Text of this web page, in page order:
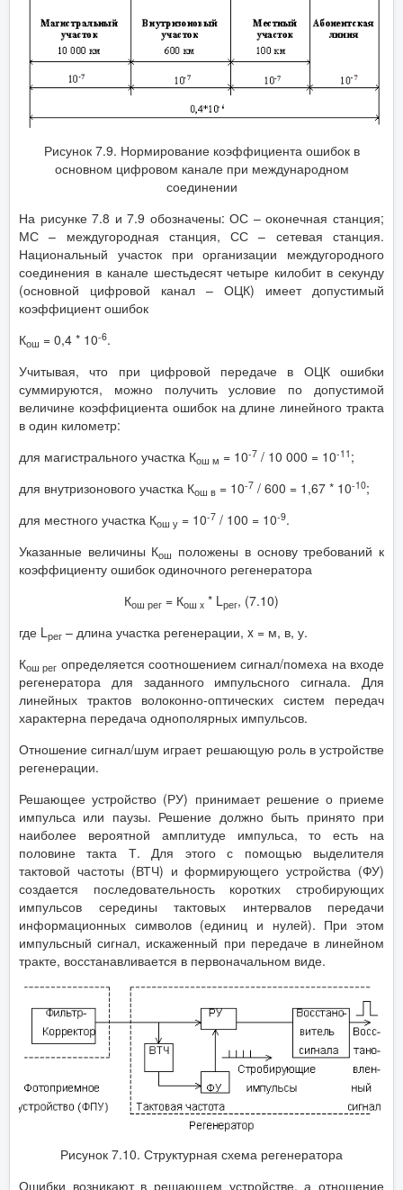
Рисунок 7.9. Нормирование коэффициента ошибок в
основном цифровом канале при международном
соединении
На рисунке 7.8 и 7.9 обозначены: ОС – оконечная станция;
МС – междугородная станция, СС – сетевая станция.
Национальный участок при организации междугородного
соединения в канале шестьдесят четыре килобит в секунду
(основной цифровой канал – ОЦК) имеет допустимый
коэффициент ошибок
Кош = 0,4 * 10-6.
Учитывая, что при цифровой передаче в ОЦК ошибки
суммируются, можно получить условие по допустимой
величине коэффициента ошибок на длине линейного тракта
в один километр:
для магистрального участка Кош м = 10-7 / 10 000 = 10-11 ;
для внутризонового участка Кош в = 10-7 / 600 = 1,67 * 10-10;
для местного участка Кош у = 10-7 / 100 = 10-9.
Указанные величины Кош положены в основу требований к
коэффициенту ошибок одиночного регенератора
Кош рег = Кош x * Lрег, (7.10)
где Lрег – длина участка регенерации, x = м, в, у.
Кош рег определяется соотношением сигнал/помеха на входе
регенератора для заданного импульсного сигнала. Для
линейных трактов волоконно-оптических систем передач
характерна передача однополярных импульсов.
Отношение сигнал/шум играет решающую роль в устройстве
регенерации.
Решающее устройство (РУ) принимает решение о приеме
импульса или паузы. Решение должно быть принято при
наиболее вероятной амплитуде импульса, то есть на
половине такта Т. Для этого с помощью выделителя
тактовой частоты (ВТЧ) и формирующего устройства (ФУ)
создается последовательность коротких стробирующих
импульсов середины тактовых интервалов передачи
информационных символов (единиц и нулей). При этом
импульсный сигнал, искаженный при передаче в линейном
тракте, восстанавливается в первоначальном виде.
Рисунок 7.10. Структурная схема регенератора
Ошибки возникают в решающем устройстве, а отношение